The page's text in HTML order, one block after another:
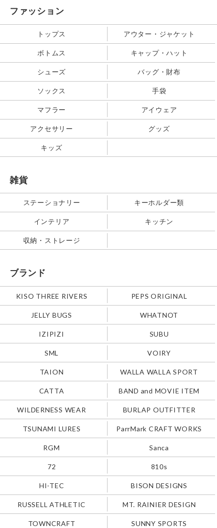
ファッション
トップス アウター・ジャケット
ボトムス キャップ・ハット
シューズ バッグ・財布
ソックス 手袋
マフラー アイウェア
アクセサリー グッズ
キッズ
雑貨
ステーショナリー キーホルダー類
インテリア キッチン
収納・ストレージ
ブランド
KISO THREE RIVERS PEPS ORIGINAL
JELLY BUGS WHATNOT
IZIPIZI SUBU
SML VOIRY
TAION WALLA WALLA SPORT
CATTA BAND and MOVIE ITEM
WILDERNESS WEAR BURLAP OUTFITTER
TSUNAMI LURES ParrMark CRAFT WORKS
RGM Sanca
72 810s
HI-TEC BISON DESIGNS
RUSSELL ATHLETIC MT. RAINIER DESIGN
TOWNCRAFT SUNNY SPORTS